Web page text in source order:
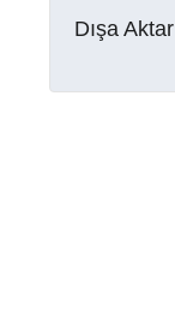
Dışa Aktar